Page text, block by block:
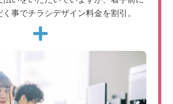
事でチラシデザイン料金を割引。